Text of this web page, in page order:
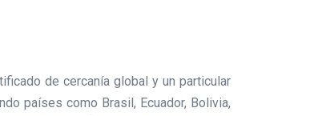
de cercanía global y un particular
países como Brasil, Ecuador, Bolivia,